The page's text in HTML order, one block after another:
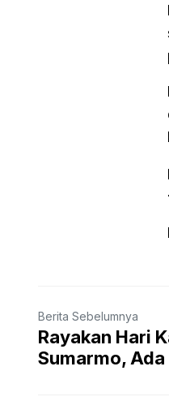
Berita Sebelumnya
Rayakan Hari
Sumarmo,